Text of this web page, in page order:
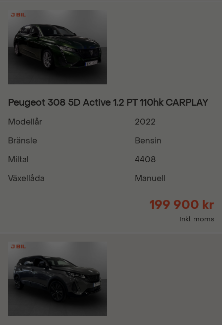
Peugeot 308 5D Active 1.2 PT 110hk CARPLAY
Modellår
2022
Bränsle
Bensin
Miltal
4408
Växellåda
Manuell
199 900 kr
Inkl. moms